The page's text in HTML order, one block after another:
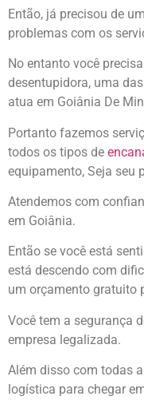
Então, já precisou de
problemas com os
No entanto você
desentupidora, uma
atua em Goiânia De
Portanto fazemos
todos os tipos de
equipamento, Seja seu
Atendemos com
em Goiânia.
Então se você está
está descendo com
um orçamento gratuito
Você tem a segurança
empresa legalizada.
Além disso com todas
logística para chegar